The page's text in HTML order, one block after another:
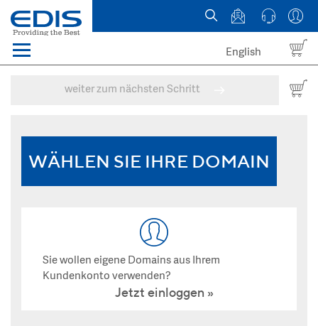
Menü
Domains
News
English
weiter zum nächsten Schritt
WÄHLEN SIE IHRE DOMAIN
Sie wollen eigene Domains aus Ihrem
Kundenkonto verwenden?
Jetzt einloggen